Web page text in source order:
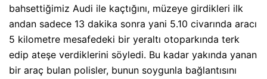
bahsettiğimiz Audi ile kaçtığını, müzeye girdikleri ilk
andan sadece 13 dakika sonra yani 5.10 civarında aracı
5 kilometre mesafedeki bir yeraltı otoparkında terk
edip ateşe verdiklerini söyledi. Bu kadar yakında yanan
bir araç bulan polisler, bunun soygunla bağlantısını